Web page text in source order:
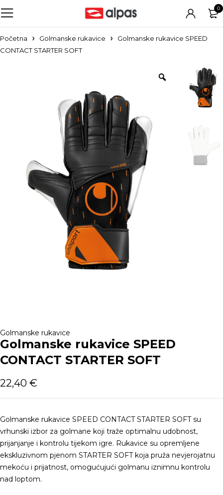
0
Početna Golmanske rukavice
Golmanske rukavice SPEED
CONTACT STARTER SOFT
Golmanske rukavice
Golmanske rukavice SPEED
CONTACT STARTER SOFT
22,40 €
Golmanske rukavice SPEED CONTACT STARTER SOFT su
vrhunski izbor za golmane koji traže optimalnu udobnost,
prijanjanje i kontrolu tijekom igre. Rukavice su opremljene
ekskluzivnom pjenom STARTER SOFT koja pruža nevjerojatnu
mekoću i prijatnost, omogućujući golmanu iznimnu kontrolu
nad loptom.